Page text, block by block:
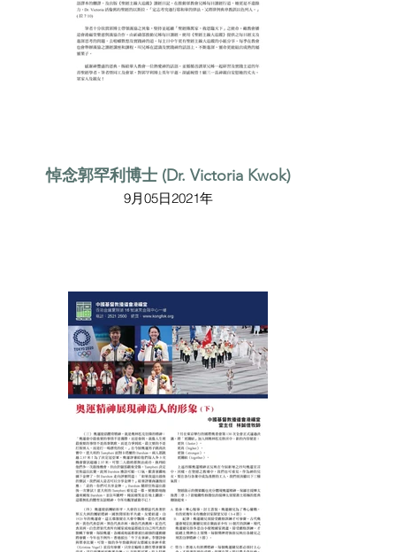
悼念郭罕利博士 (Dr. Victoria Kwok)
9月05日2021年